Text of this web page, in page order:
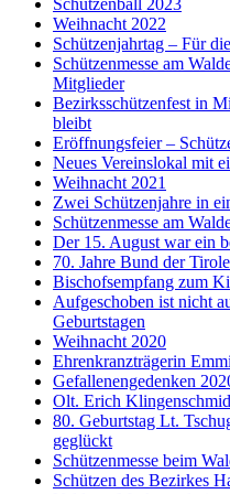
Weihnacht 2022
Schützenjahrtag – Für
Schützenmesse am
Mitglieder
Bezirksschützenfest in
bleibt
Eröffnungsfeier –
Neues Vereinslokal mit
Weihnacht 2021
Zwei Schützenjahre in
Schützenmesse am
Der 15. August war ein
70. Jahre Bund der
Bischofsempfang zum
Aufgeschoben ist nicht
Geburtstagen
Weihnacht 2020
Ehrenkranzträgerin
Gefallenengedenken
Olt. Erich
80. Geburtstag Lt.
geglückt
Schützenmesse beim
Schützen des Bezirkes